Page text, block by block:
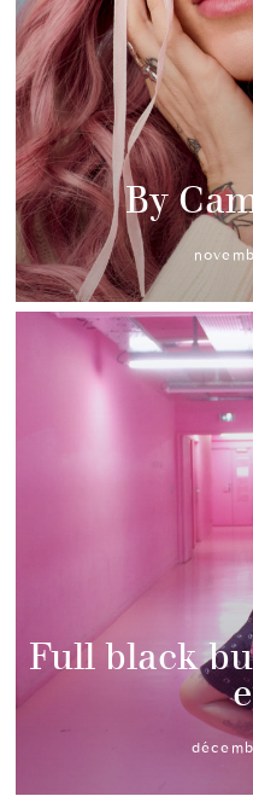
By
Full black